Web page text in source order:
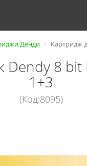
Денди Картридж
Dendy 8 bit
1+3
(Код:8095)